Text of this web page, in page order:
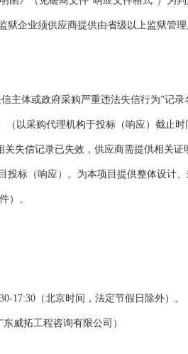
狱企业须供应商提供由省级以上监狱管
主体或政府采购严重违法失信行为”记
以采购代理机构于投标（响应）截止时
关失信记录已失效，供应商需提供相关证
标（响应）。为本项目提供整体设计
）。
17:30 （北京时间，法定节假日除外）。
东威拓工程咨询有限公司）